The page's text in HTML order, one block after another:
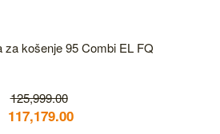
za košenje 95 Combi EL FQ
125,999.00
117,179.00